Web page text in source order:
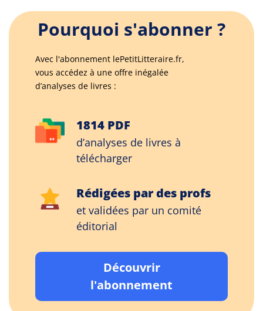
Pourquoi s'abonner ?
Avec l'abonnement lePetitLitteraire.fr,
vous accédez à une offre inégalée
d’analyses de livres :
1814 PDF
d’analyses de livres à
télécharger
Rédigées par des profs
et validées par un comité
éditorial
Découvrir
l'abonnement